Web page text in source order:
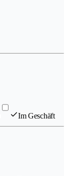
Im Geschäft